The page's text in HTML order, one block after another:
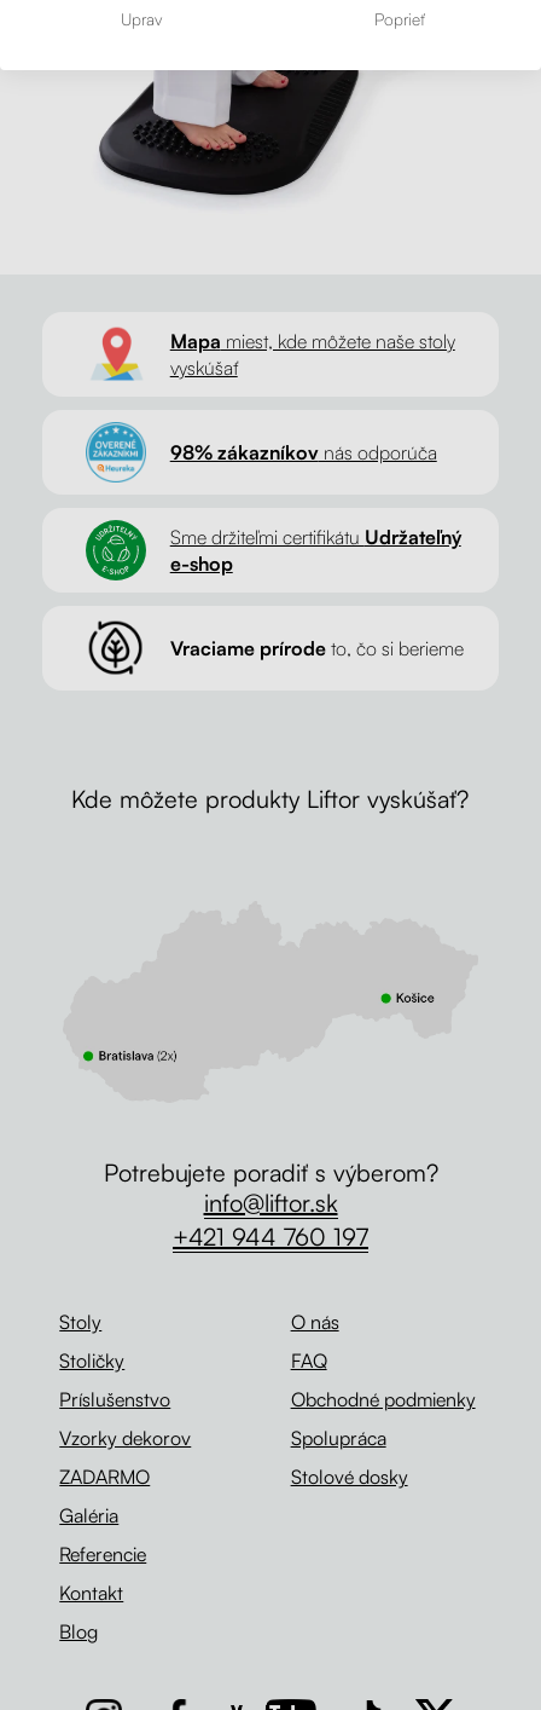
Mapa miest, kde môžete naše stoly
vyskúšať
98% zákazníkovnás odporúča
Sme držiteľmi certifikátu Udržateľný
e-shop
Vraciame prírodeto, čo si berieme
Kde môžete produkty Liftor vyskúšať?
Stoly
Stoličky
Príslušenstvo
Vzorky dekorov
ZADARMO
Galéria
Referencie
Kontakt
Blog
O nás
FAQ
Obchodné podmienky
Spolupráca
Stolové dosky
Potrebujete poradiť s výberom?
info@liftor.sk
+421 944 760 197
Uprav Poprieť